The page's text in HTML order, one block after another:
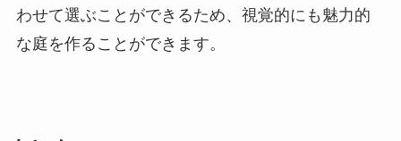
わせて選ぶことができるため、視覚的にも魅力的
な庭を作ることができます。